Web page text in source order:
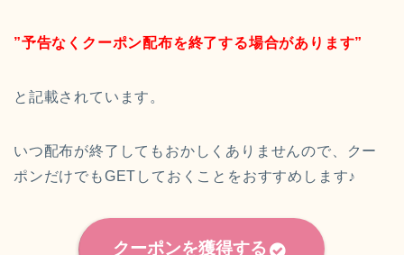
”予告なくクーポン配布を終了する場合があります”
と記載されています。
いつ配布が終了してもおかしくありませんので、クー
ポンだけでもGETしておくことをおすすめします♪
クーポンを獲得する